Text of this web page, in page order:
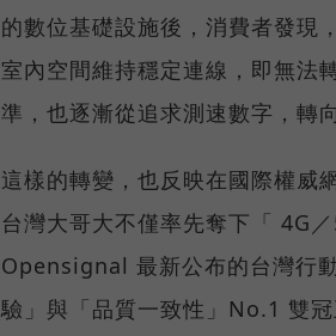
的數位基礎設施後，消費者發現
室內空間維持穩定連線，即無法
準，也逐漸從追求測速數字，轉
這樣的轉變，也反映在國際權
台灣大哥大不僅率先奪下「 4G
Opensignal 最新公布的台灣行
驗」與「品質一致性」No.1 雙